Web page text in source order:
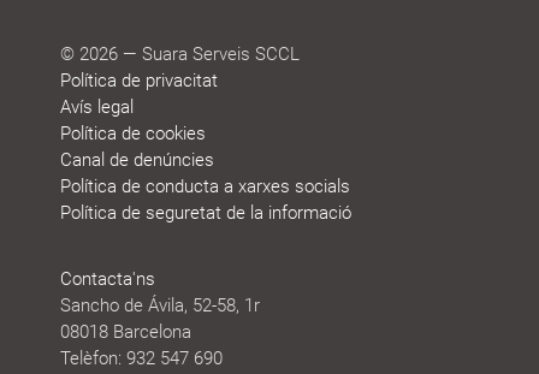
© 2026 — Suara Serveis SCCL
Política de privacitat
Avís legal
Política de cookies
Canal de denúncies
Política de conducta a xarxes socials
Política de seguretat de la informació
Contacta'ns
Sancho de Ávila, 52-58, 1r
08018 Barcelona
Telèfon: 932 547 690